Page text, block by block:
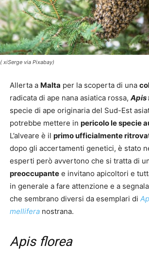
( xiSerge via Pixabay)
Allerta a Malta per la scoperta di una
radicata di ape nana asiatica rossa, Apis
specie di ape originaria del Sud-Est
potrebbe mettere in pericolo le specie
L’alveare è il primo ufficialmente
dopo gli accertamenti genetici, è stato
esperti però avvertono che si tratta di
preoccupante e invitano apicoltori e
in generale a fare attenzione e a
che sembrano diversi da esemplari di
mellifera nostrana.
Apis florea